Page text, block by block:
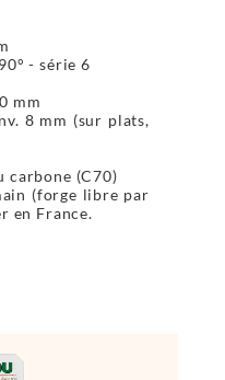
- série 6
mm
8 mm (sur plats,
carbone (C70)
(forge libre par
en France.